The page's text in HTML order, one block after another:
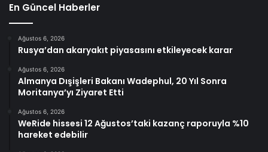
En Güncel Haberler
Ağustos 6, 2026
Rusya’dan akaryakıt piyasasını etkileyecek karar
Ağustos 6, 2026
Almanya Dışişleri Bakanı Wadephul, 20 Yıl Sonra
Moritanya’yı Ziyaret Etti
Ağustos 6, 2026
WeRide hissesi 12 Ağustos’taki kazanç raporuyla %10
hareket edebilir